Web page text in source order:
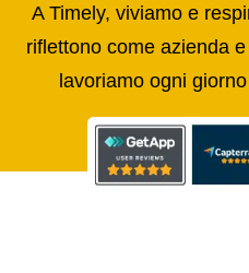
A Timely, viviamo e
riflettono come azienda
lavoriamo ogni